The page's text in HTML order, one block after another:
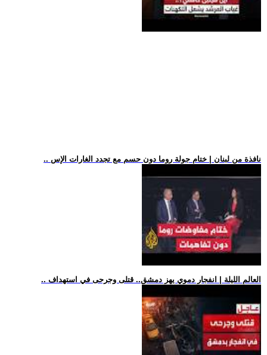
.. نافذة من لبنان | ختام جولة روما دون حسم مع تجدد الغارات الإس
.. العالم الليلة | انفجار دموي يهز دمشق.. قتلى وجرحى في استهداف